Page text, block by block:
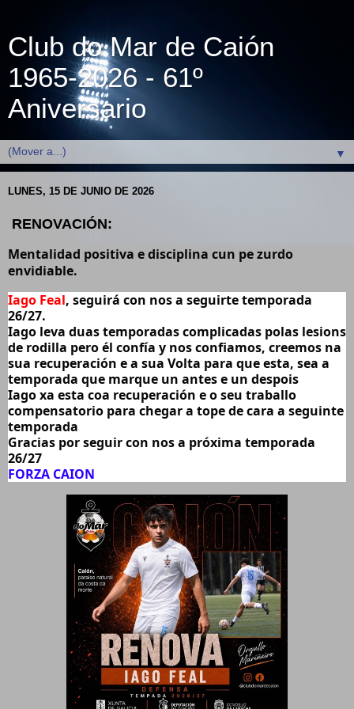
Club do Mar de Caión
1965-2026 - 61º
Aniversario
▼
LUNES, 15 DE JUNIO DE 2026
RENOVACIÓN:
Mentalidad positiva e disciplina cun pe zurdo
envidiable.
Iago Feal, seguirá con nos a seguirte temporada
26/27.
Iago leva duas temporadas complicadas polas lesions
de rodilla pero él confía y nos confiamos, creemos na
sua recuperación e a sua Volta para que esta, sea a
temporada que marque un antes e un despois
Iago xa esta coa recuperación e o seu traballo
compensatorio para chegar a tope de cara a seguinte
temporada
Gracias por seguir con nos a próxima temporada
26/27
FORZA CAION